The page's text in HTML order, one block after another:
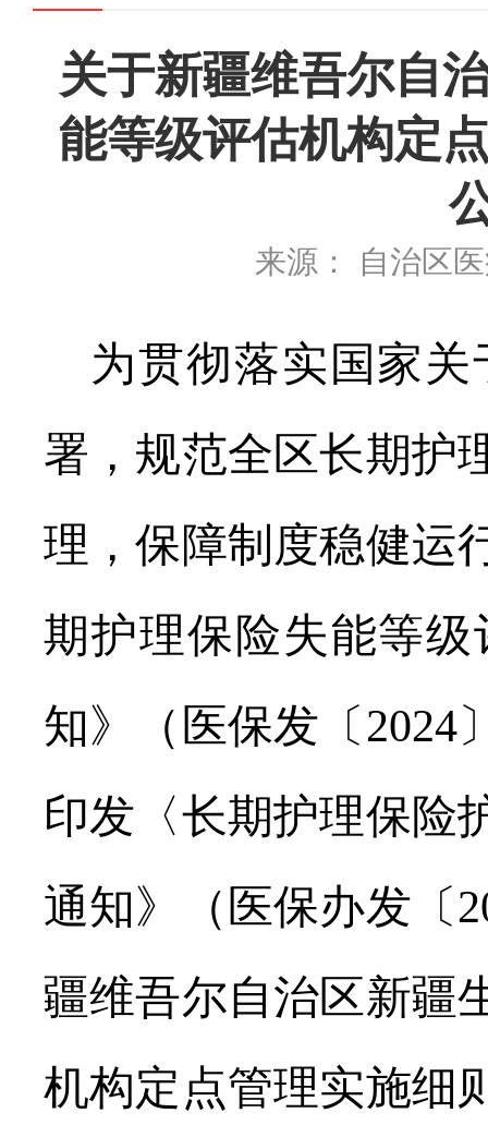
关于新疆维吾尔自
能等级评估机构定
来源： 自治区
为贯彻落实国家
署，规范全区长期护
理，保障制度稳健运
期护理保险失能等
知》（医保发〔 2024
印发〈长期护理保险
通知》（医保办发〔
疆维吾尔自治区新疆
机构定点管理实施细